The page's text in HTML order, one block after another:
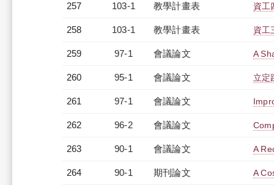
257 103-1 教學計畫表 資工
258 103-1 教學計畫表 資工
259 97-1 會議論文 A
260 95-1 會議論文 立定
261 97-1 會議論文
262 96-2 會議論文
263 90-1 會議論文 A
264 90-1 期刊論文 A